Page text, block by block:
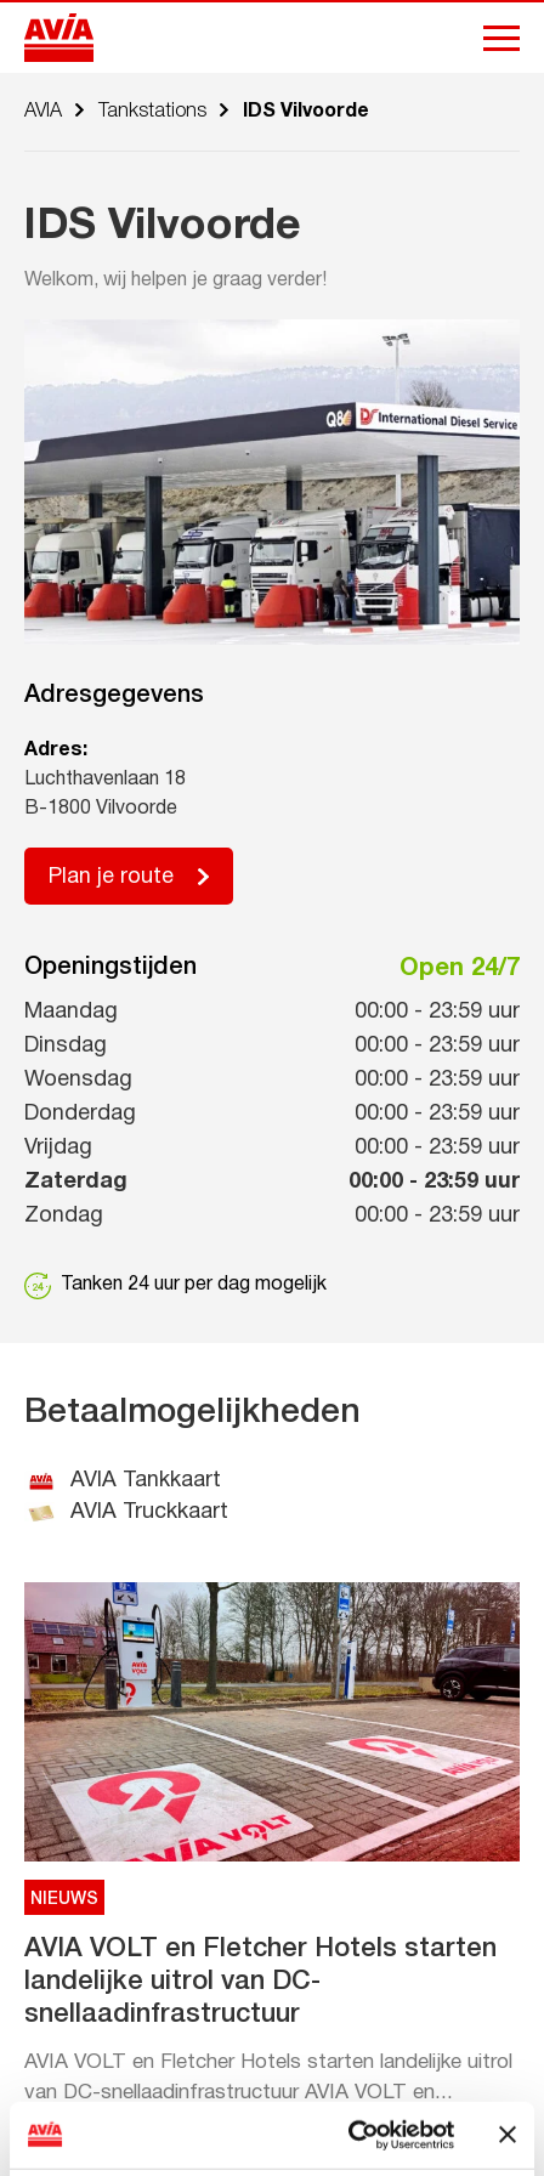
AVIA Tankstations IDS Vilvoorde
IDS Vilvoorde
Welkom, wij helpen je graag verder!
Adresgegevens
Adres:
Luchthavenlaan 18
B-1800 Vilvoorde
Plan je route
Openingstijden Open 24/7
Maandag 00:00 - 23:59 uur
Dinsdag
00:00 - 23:59 uur
Woensdag
00:00 - 23:59 uur
Donderdag
00:00 - 23:59 uur
Vrijdag
00:00 - 23:59 uur
Zaterdag
00:00 - 23:59 uur
Zondag
00:00 - 23:59 uur
Tanken 24 uur per dag mogelijk
Betaalmogelijkheden
AVIA Tankkaart
AVIA Truckkaart
NIEUWS
AVIA VOLT en Fletcher Hotels starten
landelijke uitrol van DC-
snellaadinfrastructuur
AVIA VOLT en Fletcher Hotels starten landelijke uitrol
van DC-snellaadinfrastructuur AVIA VOLT en...
Lees verder